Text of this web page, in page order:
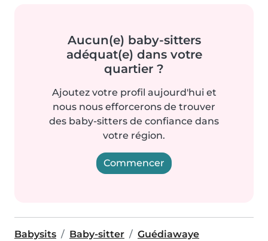
Aucun(e) baby-sitters
adéquat(e) dans votre
quartier ?
Ajoutez votre profil aujourd'hui et
nous nous efforcerons de trouver
des baby-sitters de confiance dans
votre région.
Commencer
Babysits Baby-sitter Guédiawaye